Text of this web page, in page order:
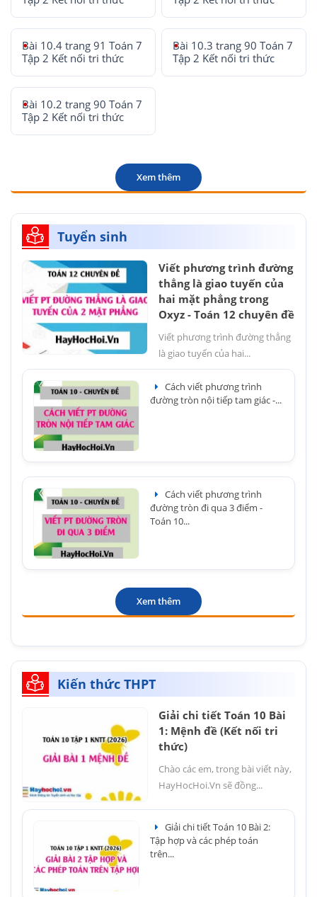
Bài 10.4 trang 91 Toán 7
Tập 2 Kết nối tri thức
Bài 10.3 trang 90 Toán 7
Tập 2 Kết nối tri thức
Bài 10.2 trang 90 Toán 7
Tập 2 Kết nối tri thức
Xem thêm
Tuyển sinh
Viết phương trình đường
thẳng là giao tuyến của
hai mặt phẳng trong
Oxyz - Toán 12 chuyên đề
Viết phương trình đường thẳng
là giao tuyến của hai...
Cách viết phương trình
đường tròn nội tiếp tam giác -...
Cách viết phương trình
đường tròn đi qua 3 điểm -
Toán 10...
Xem thêm
Kiến thức THPT
Giải chi tiết Toán 10 Bài
1: Mệnh đề (Kết nối tri
thức)
Chào các em, trong bài viết này,
HayHocHoi.Vn sẽ đồng...
Giải chi tiết Toán 10 Bài 2:
Tập hợp và các phép toán
trên...